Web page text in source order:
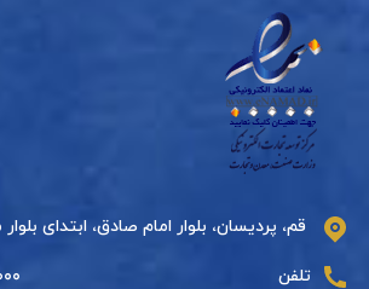
قم، پردیسان، بلوار امام صادق، ابتدای
تلفن